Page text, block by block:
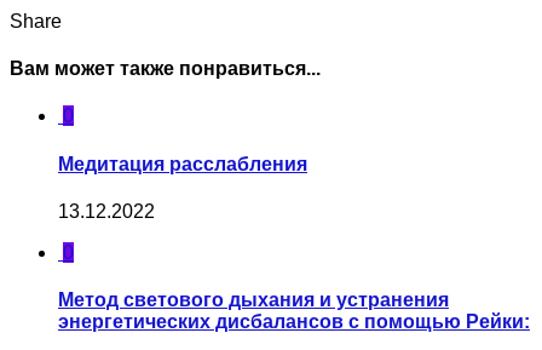
Share
Вам может также понравиться...
0
Медитация расслабления
13.12.2022
0
Метод светового дыхания и устранения
энергетических дисбалансов с помощью Рейки: